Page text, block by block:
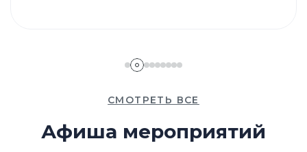
СМОТРЕТЬ ВСЕ
Афиша мероприятий